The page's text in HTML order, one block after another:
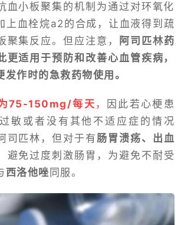
血小板聚集的机制为通过对环氧化
上血栓烷a2的合成，让血液得到疏
聚集反应。但应注意，
阿司匹林药
更适用于预防和改善心血管疾病，
发作时的急救药物使用。
75-150mg/每天 ，
因此若心梗患
敏或者没有其他不适应症的情况
司匹林，但对于有肠胃溃疡、出血
避免过度刺激肠胃，为避免不耐受
西洛他唑 同服。